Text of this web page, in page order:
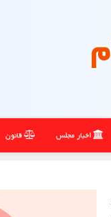
اخبار مجلس قانون